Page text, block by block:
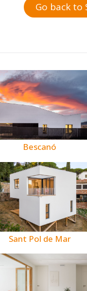
Go back to
Bescanó
Sant Pol de Mar